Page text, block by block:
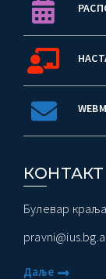
КОНТАКТ
Булевар
Даље